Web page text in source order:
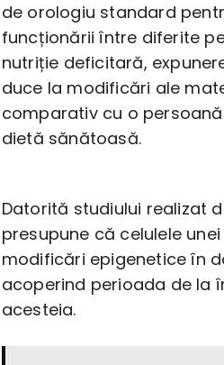
de orologiu standard
funcționării între diferite
nutriție deficitară,
duce la modificări ale
comparativ cu o
dietă sănătoasă.
Datorită studiului realizat
presupune că celulele
modificări epigenetice în
acoperind perioada de la
acesteia.